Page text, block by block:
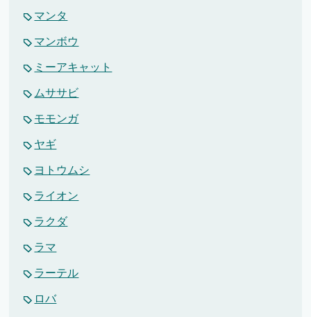
マンタ
マンボウ
ミーアキャット
ムササビ
モモンガ
ヤギ
ヨトウムシ
ライオン
ラクダ
ラマ
ラーテル
ロバ